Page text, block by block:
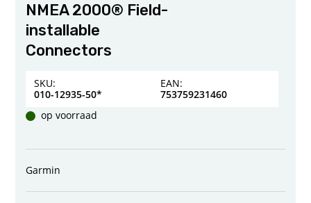
NMEA 2000® Field-
installable
Connectors
SKU:
010-12935-50*
EAN:
753759231460
op voorraad
Garmin